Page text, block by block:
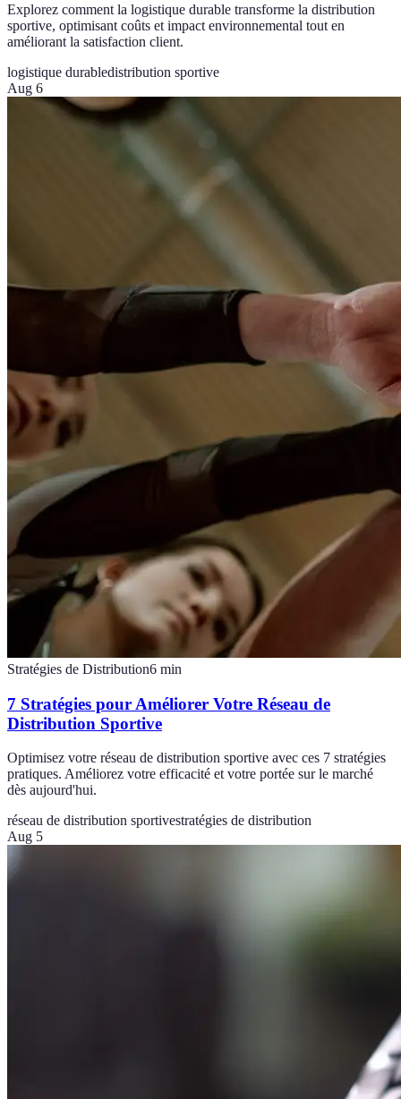
Explorez comment la logistique durable transforme la distribution
sportive, optimisant coûts et impact environnemental tout en
améliorant la satisfaction client.
logistique durabledistribution sportive
Aug 6
Stratégies de Distribution6 min
7 Stratégies pour Améliorer Votre Réseau de
Distribution Sportive
Optimisez votre réseau de distribution sportive avec ces 7 stratégies
pratiques. Améliorez votre efficacité et votre portée sur le marché
dès aujourd'hui.
réseau de distribution sportivestratégies de distribution
Aug 5